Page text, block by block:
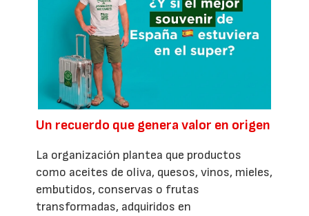
Un recuerdo que genera valor en origen
La organización plantea que productos
como aceites de oliva, quesos, vinos, mieles,
embutidos, conservas o frutas
transformadas, adquiridos en